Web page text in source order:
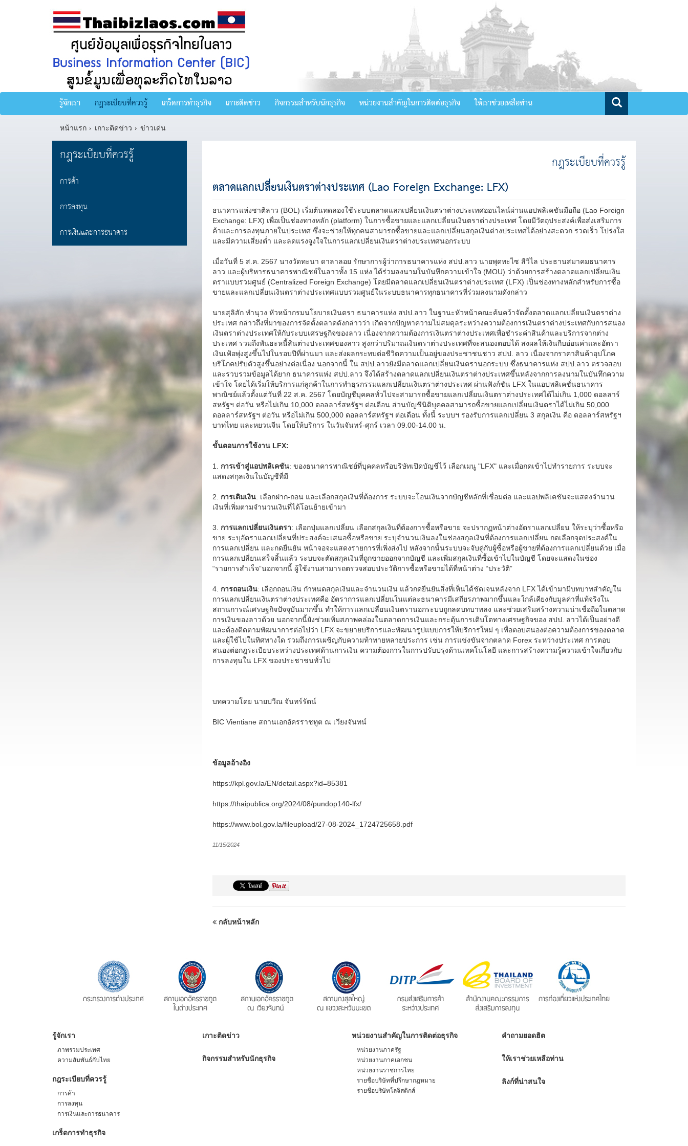
รู้จักเรา กฎระเบียบที่ควรรู้ เกร็ดการทำธุรกิจ เกาะติดข่าว กิจกรรมสำหรับนักธุรกิจ หน่วยงานสำคัญในการติดต่อธุรกิจ ให้เราช่วยเหลือท่าน
หน้าแรก เกาะติดข่าว ข่าวเด่น
กฎระเบียบที่ควรรู้
การค้า
การลงทุน
การเงินและการธนาคาร
กฎระเบียบที่ควรรู้
ตลาดแลกเปลี่ยนเงินตราต่างประเทศ (Lao Foreign Exchange: LFX)
ธนาคารแห่งชาติลาว (BOL) เริ่มต้นทดลองใช้ระบบตลาดแลกเปลี่ยนเงินตราต่างประเทศออนไลน์ผ่านแอปพลิเคชันมือถือ (Lao Foreign
Exchange: LFX) เพื่อเป็นช่องทางหลัก (platform) ในการซื้อขายและแลกเปลี่ยนเงินตราต่างประเทศ โดยมีวัตถุประสงค์เพื่อส่งเสริมการ
ค้าและการลงทุนภายในประเทศ ซึ่งจะช่วยให้ทุกคนสามารถซื้อขายและแลกเปลี่ยนสกุลเงินต่างประเทศได้อย่างสะดวก รวดเร็ว โปร่งใส
และมีความเสี่ยงต่ำ และลดแรงจูงใจในการแลกเปลี่ยนเงินตราต่างประเทศนอกระบบ
เมื่อวันที่ 5 ส.ค. 2567 นางวัดทะนา ดาลาลอย รักษาการผู้ว่าการธนาคารแห่ง สปป.ลาว นายพุดทะไซ สีวิไล ประธานสมาคมธนาคาร
ลาว และผู้บริหารธนาคารพาณิชย์ในลาวทั้ง 15 แห่ง ได้ร่วมลงนามในบันทึกความเข้าใจ (MOU) ว่าด้วยการสร้างตลาดแลกเปลี่ยนเงิน
ตราแบบรวมศูนย์ (Centralized Foreign Exchange) โดยมีตลาดแลกเปลี่ยนเงินตราต่างประเทศ (LFX) เป็นช่องทางหลักสำหรับการซื้อ
ขายและแลกเปลี่ยนเงินตราต่างประเทศแบบรวมศูนย์ในระบบธนาคารทุกธนาคารที่ร่วมลงนามดังกล่าว
นายสุลิสัก ทำนุวง หัวหน้ากรมนโยบายเงินตรา ธนาคารแห่ง สปป.ลาว ในฐานะหัวหน้าคณะค้นคว้าจัดตั้งตลาดแลกเปลี่ยนเงินตราต่าง
ประเทศ กล่าวถึงที่มาของการจัดตั้งตลาดดังกล่าวว่า เกิดจากปัญหาความไม่สมดุลระหว่างความต้องการเงินตราต่างประเทศกับการสนอง
เงินตราต่างประเทศให้กับระบบเศรษฐกิจของลาว เนื่องจากความต้องการเงินตราต่างประเทศเพื่อชำระค่าสินค้าและบริการจากต่าง
ประเทศ รวมถึงพันธะหนี้สินต่างประเทศของลาว สูงกว่าปริมาณเงินตราต่างประเทศที่จะสนองตอบได้ สงผลให้เงินกีบอ่อนค่าและอัตรา
เงินเฟ้อพุ่งสูงขึ้นไปในรอบปีที่ผ่านมา และส่งผลกระทบต่อชีวิตความเป็นอยู่ของประชาชนชาว สปป. ลาว เนื่องจากราคาสินค้าอุปโภค
บริโภคปรับตัวสูงขึ้นอย่างต่อเนื่อง นอกจากนี้ ใน สปป.ลาวยังมีตลาดแลกเปลี่ยนเงินตรานอกระบบ ซึ่งธนาคารแห่ง สปป.ลาว ตรวจสอบ
และรวบรวมข้อมูลได้ยาก ธนาคารแห่ง สปป.ลาว จึงได้สร้างตลาดแลกเปลี่ยนเงินตราต่างประเทศขึ้นหลังจากการลงนามในบันทึกความ
เข้าใจ โดยได้เริ่มให้บริการแก่ลูกค้าในการทำธุรกรรมแลกเปลี่ยนเงินตราต่างประเทศ ผ่านฟังก์ชัน LFX ในแอปพลิเคชั่นธนาคาร
พาณิชย์แล้วตั้งแต่วันที่ 22 ส.ค. 2567 โดยบัญชีบุคคลทั่วไปจะสามารถซื้อขายแลกเปลี่ยนเงินตราต่างประเทศได้ไม่เกิน 1,000 ดอลลาร์
สหรัฐฯ ต่อวัน หรือไม่เกิน 10,000 ดอลลาร์สหรัฐฯ ต่อเดือน ส่วนบัญชีนิติบุคคลสามารถซื้อขายแลกเปลี่ยนเงินตราได้ไม่เกิน 50,000
ดอลลาร์สหรัฐฯ ต่อวัน หรือไม่เกิน 500,000 ดอลลาร์สหรัฐฯ ต่อเดือน ทั้งนี้ ระบบฯ รองรับการแลกเปลี่ยน 3 สกุลเงิน คือ ดอลลาร์สหรัฐฯ
บาทไทย และหยวนจีน โดยให้บริการ ในวันจันทร์-ศุกร์ เวลา 09.00-14.00 น.
ขั้นตอนการใช้งาน LFX:
1. การเข้าสู่แอปพลิเคชัน: ของธนาคารพาณิชย์ที่บุคคลหรือบริษัทเปิดบัญชีไว้ เลือกเมนู "LFX" และเมื่อกดเข้าไปทำรายการ ระบบจะ
แสดงสกุลเงินในบัญชีที่มี
2. การเติมเงิน: เลือกฝาก-ถอน และเลือกสกุลเงินที่ต้องการ ระบบจะโอนเงินจากบัญชีหลักที่เชื่อมต่อ และแอปพลิเคชันจะแสดงจำนวน
เงินที่เพิ่มตามจำนวนเงินที่ได้โอนย้ายเข้ามา
3. การแลกเปลี่ยนเงินตรา: เลือกปุ่มแลกเปลี่ยน เลือกสกุลเงินที่ต้องการซื้อหรือขาย จะปรากฏหน้าต่างอัตราแลกเปลี่ยน ให้ระบุว่าซื้อหรือ
ขาย ระบุอัตราแลกเปลี่ยนที่ประสงค์จะเสนอซื้อหรือขาย ระบุจำนวนเงินลงในช่องสกุลเงินที่ต้องการแลกเปลี่ยน กดเลือกจุดประสงค์ใน
การแลกเปลี่ยน และกดยืนยัน หน้าจอจะแสดงรายการที่เพิ่งส่งไป หลังจากนั้นระบบจะจับคู่กับผู้ซื้อหรือผู้ขายที่ต้องการแลกเปลี่ยนด้วย เมื่อ
การแลกเปลี่ยนเสร็จสิ้นแล้ว ระบบจะตัดสกุลเงินที่ถูกขายออกจากบัญชี และเพิ่มสกุลเงินที่ซื้อเข้าไปในบัญชี โดยจะแสดงในช่อง
“รายการสำเร็จ”นอกจากนี้ ผู้ใช้งานสามารถตรวจสอบประวัติการซื้อหรือขายได้ที่หน้าต่าง “ประวัติ”
4. การถอนเงิน: เลือกถอนเงิน กำหนดสกุลเงินและจำนวนเงิน แล้วกดยืนยันสิ่งที่เห็นได้ชัดเจนหลังจาก LFX ได้เข้ามามีบทบาทสำคัญใน
การแลกเปลี่ยนเงินตราต่างประเทศคือ อัตราการแลกเปลี่ยนในแต่ละธนาคารมีเสถียรภาพมากขึ้นและใกล้เคียงกับมูลค่าที่แท้จริงใน
สถานการณ์เศรษฐกิจปัจจุบันมากขึ้น ทำให้การแลกเปลี่ยนเงินตรานอกระบบถูกลดบทบาทลง และช่วยเสริมสร้างความน่าเชื่อถือในตลาด
การเงินของลาวด้วย นอกจากนี้ยังช่วยเพิ่มสภาพคล่องในตลาดการเงินและกระตุ้นการเติบโตทางเศรษฐกิจของ สปป. ลาวได้เป็นอย่างดี
และต้องติดตามพัฒนาการต่อไปว่า LFX จะขยายบริการและพัฒนารูปแบบการให้บริการใหม่ ๆ เพื่อตอบสนองต่อความต้องการของตลาด
และผู้ใช้ไปในทิศทางใด รวมถึงการเผชิญกับความท้าทายหลายประการ เช่น การแข่งขันจากตลาด Forex ระหว่างประเทศ การตอบ
สนองต่อกฎระเบียบระหว่างประเทศด้านการเงิน ความต้องการในการปรับปรุงด้านเทคโนโลยี และการสร้างความรู้ความเข้าใจเกี่ยวกับ
การลงทุนใน LFX ของประชาชนทั่วไป
บทความโดย นายปวีณ จันทร์รัตน์
BIC Vientiane สถานเอกอัครราชทูต ณ เวียงจันทน์
ข้อมูลอ้างอิง
https://kpl.gov.la/EN/detail.aspx?id=85381
https://thaipublica.org/2024/08/pundop140-lfx/
https://www.bol.gov.la/fileupload/27-08-2024_1724725658.pdf
11/15/2024
กลับหน้าหลัก
รู้จักเรา
ภาพรวมประเทศ
ความสัมพันธ์กับไทย
กฎระเบียบที่ควรรู้
การค้า
การลงทุน
การเงินและการธนาคาร
เกร็ดการทำธุรกิจ
เกาะติดข่าว
กิจกรรมสำหรับนักธุรกิจ
หน่วยงานสำคัญในการติดต่อธุรกิจ
หน่วยงานภาครัฐ
หน่วยงานภาคเอกชน
หน่วยงานราชการไทย
รายชื่อบริษัทที่ปรึกษากฏหมาย
รายชื่อบริษัทโลจิสติกส์
คำถามยอดฮิต
ให้เราช่วยเหลือท่าน
ลิงก์ที่น่าสนใจ